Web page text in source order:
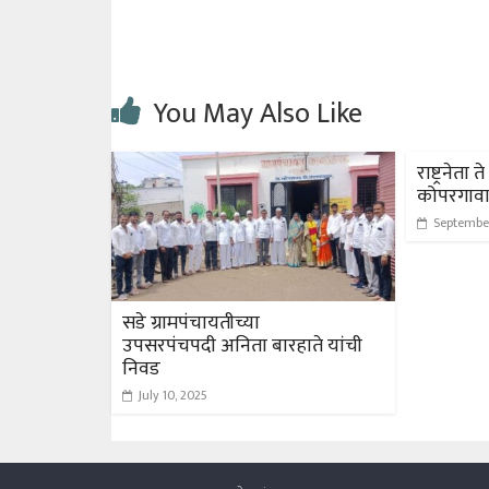
You May Also Like
सडे ग्रामपंचायतीच्या
उपसरपंचपदी अनिता बारहाते यांची
निवड
July 10, 2025
राष्ट्रनेता